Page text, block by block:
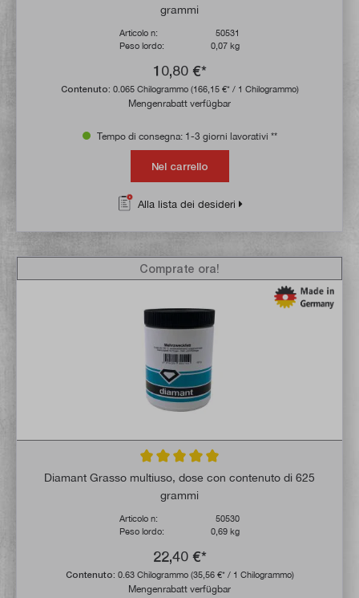
grammi
Articolo n:
50531
Peso lordo:
0,07 kg
10,80 €*
Contenuto: 0.065 Chilogrammo (166,15 €* / 1 Chilogrammo)
Mengenrabatt verfügbar
Tempo di consegna: 1-3 giorni lavorativi **
Nel carrello
Alla lista dei desideri
Valutazione media di 5 su 5 stelle
Diamant Grasso multiuso, dose con contenuto di 625
grammi
Articolo n:
50530
Peso lordo:
0,69 kg
22,40 €*
Contenuto: 0.63 Chilogrammo (35,56 €* / 1 Chilogrammo)
Mengenrabatt verfügbar
Comprate ora!